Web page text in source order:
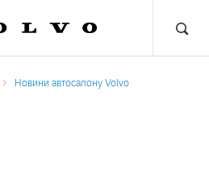
Новини автосалону Volvo